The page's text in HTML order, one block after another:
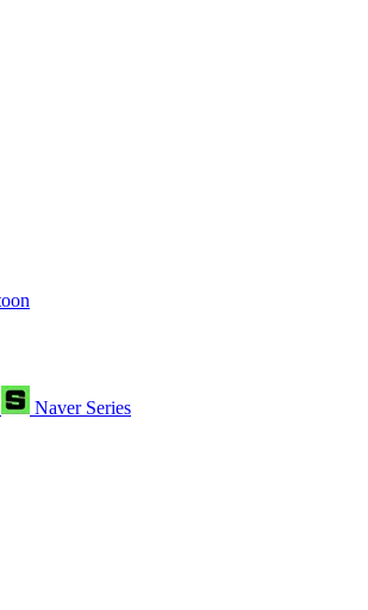
Naver Series